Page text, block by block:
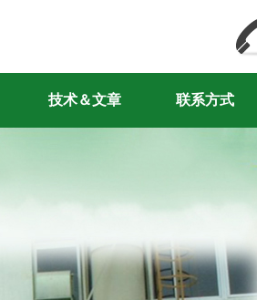
技术＆文章 联系方式